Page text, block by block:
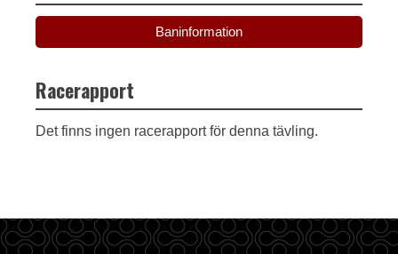
Baninformation
Racerapport
Det finns ingen racerapport för denna tävling.